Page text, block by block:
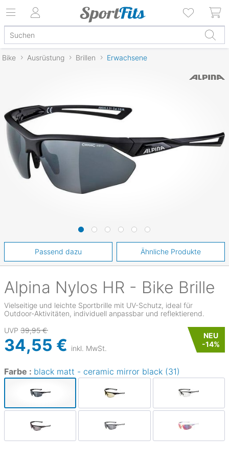
Bike Ausrüstung Brillen Erwachsene
Alpina Nylos HR - Bike Brille
Vielseitige und leichte Sportbrille mit UV-Schutz, ideal für
Outdoor-Aktivitäten, individuell anpassbar und reflektierend.
UVP 39,95 €
34,55 € inkl. MwSt.
NEU
-14%
Farbe : black matt - ceramic mirror black (31)
Passend dazu Ähnliche Produkte